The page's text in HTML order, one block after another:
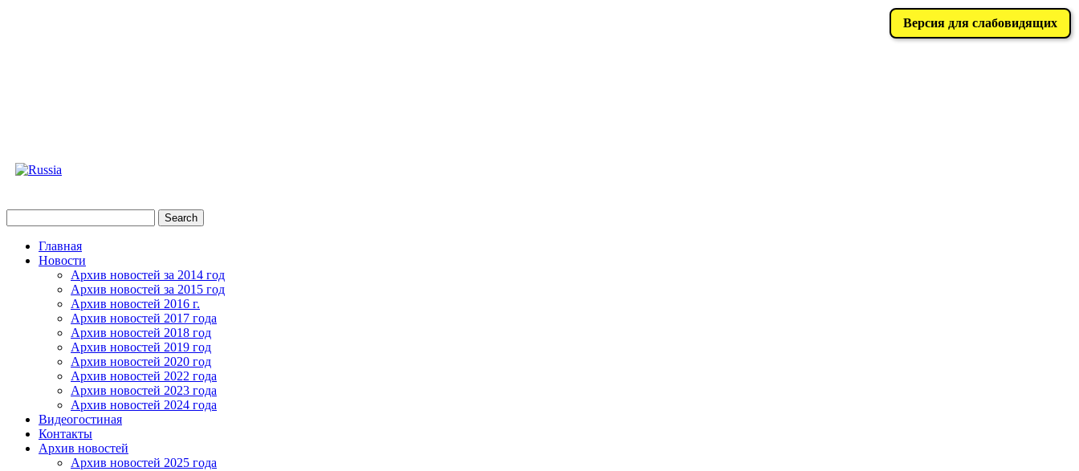
Версия для слабовидящих
Главная
Новости
Архив новостей за 2014 год
Архив новостей за 2015 год
Архив новостей 2016 г.
Архив новостей 2017 года
Архив новостей 2018 год
Архив новостей 2019 год
Архив новостей 2020 год
Архив новостей 2022 года
Архив новостей 2023 года
Архив новостей 2024 года
Видеогостиная
Контакты
Архив новостей
Архив новостей 2025 года